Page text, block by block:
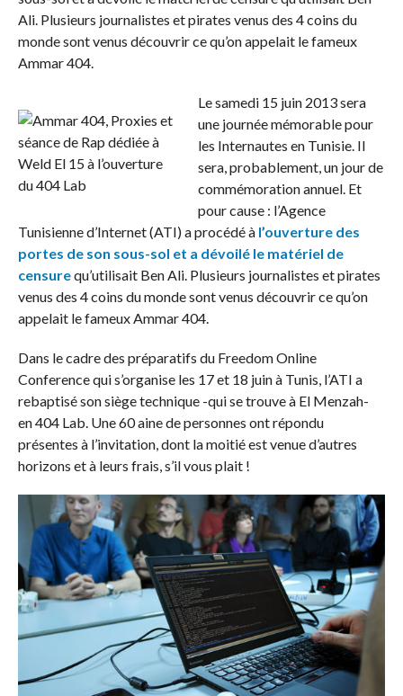
Ali. Plusieurs journalistes et pirates venus des 4 coins du
monde sont venus découvrir ce qu’on appelait le fameux
Ammar 404.
Le samedi 15 juin 2013 sera
une journée mémorable pour
les Internautes en Tunisie. Il
sera, probablement, un jour de
commémoration annuel. Et
pour cause : l’Agence
Tunisienne d’Internet (ATI) a procédé à l’ouverture des
portes de son sous-sol et a dévoilé le matériel de
censurequ’utilisait Ben Ali. Plusieurs journalistes et pirates
venus des 4 coins du monde sont venus découvrir ce qu’on
appelait le fameux Ammar 404.
Dans le cadre des préparatifs du Freedom Online
Conference qui s’organise les 17 et 18 juin à Tunis, l’ATI a
rebaptisé son siège technique -qui se trouve à El Menzah-
en 404 Lab. Une 60 aine de personnes ont répondu
présentes à l’invitation, dont la moitié est venue d’autres
horizons et à leurs frais, s’il vous plait !